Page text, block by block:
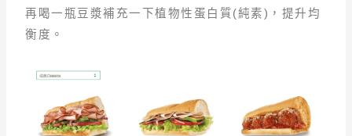
再喝一瓶豆漿補充一下植物性蛋白質(純素)，提升均
衡度。